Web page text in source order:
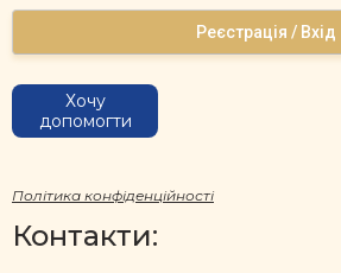
Реєстрація / Вхід
Хочу
допомогти
Політика конфіденційності
Контакти: